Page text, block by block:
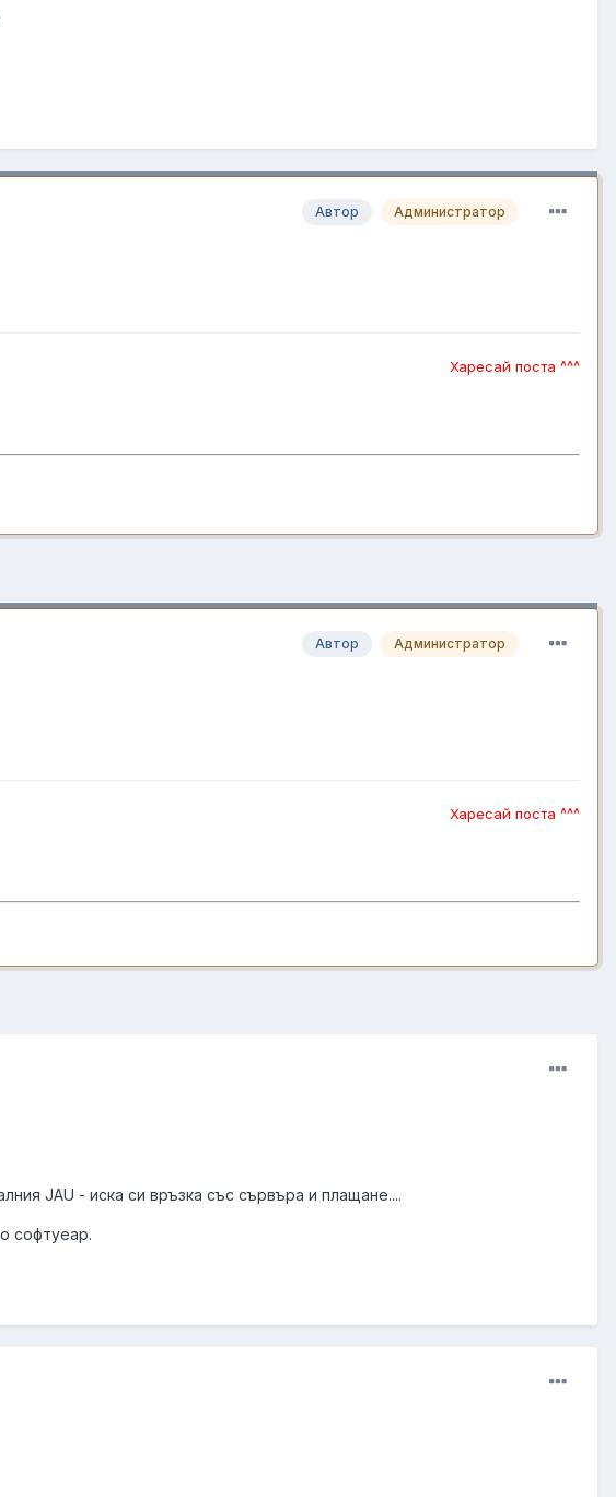
Автор Администратор
Харесай поста ^^^
Автор Администратор
Харесай поста ^^^
JAU - иска си връзка със сървъра и плащане....
софтуеар.